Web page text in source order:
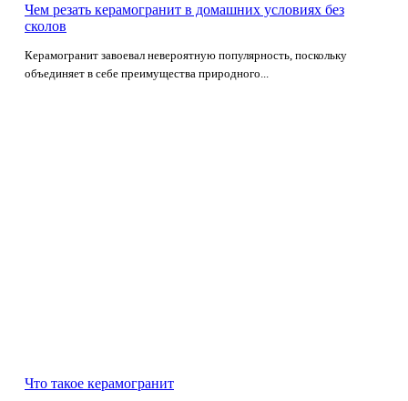
Чем резать керамогранит в домашних условиях без
сколов
Керамогранит завоевал невероятную популярность, поскольку
объединяет в себе преимущества природного...
Что такое керамогранит